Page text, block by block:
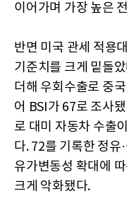
이어가며 가장 높은
반면 미국 관세 적용
기준치를 크게 밑돌
더해 우회수출로 중
어 BSI가 67로 조사
로 대미 자동차 수출
다. 72를 기록한 정유
유가변동성 확대에
크게 악화됐다.